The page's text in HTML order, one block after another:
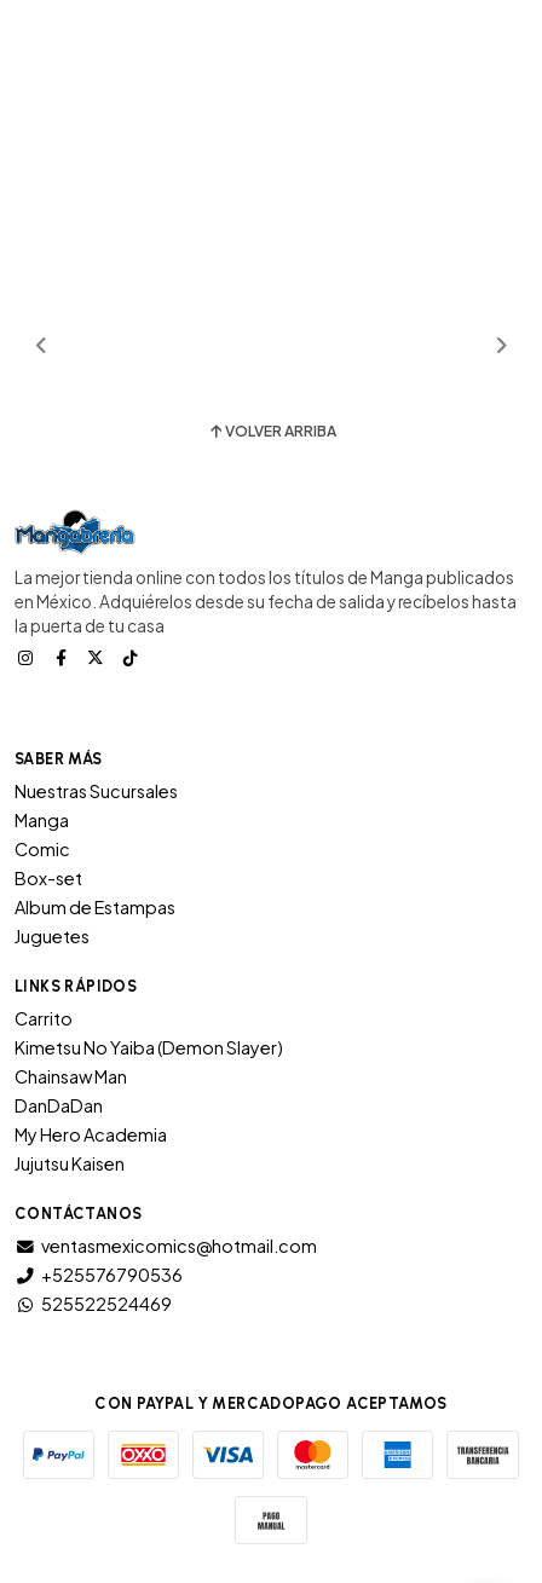
VOLVER ARRIBA
La mejor tienda online con todos los títulos de Manga publicados
en México. Adquiérelos desde su fecha de salida y recíbelos hasta
la puerta de tu casa
SABER MÁS
Nuestras Sucursales
Manga
Comic
Box-set
Album de Estampas
Juguetes
LINKS RÁPIDOS
Carrito
Kimetsu No Yaiba (Demon Slayer)
Chainsaw Man
DanDaDan
My Hero Academia
Jujutsu Kaisen
CONTÁCTANOS
ventasmexicomics@hotmail.com
+525576790536
525522524469
CON PAYPAL Y MERCADOPAGO ACEPTAMOS